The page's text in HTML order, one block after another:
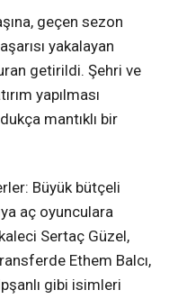
geçen sezon
yakalayan
getirildi. Şehri ve
yapılması
mantıklı bir
Büyük bütçeli
aç oyunculara
Sertaç Güzel,
Ethem Balcı,
gibi isimleri